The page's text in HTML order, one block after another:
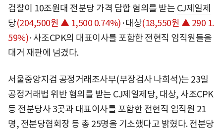
검찰이 10조원대 전분당 가격 담합 혐의를 받는 CJ제일제
당(204,500원 ▲ 1,500 0.74%) ·대상(18,550원 ▲ 290 1.
59%)·사조CPK의 대표이사를 포함한 전현직 임직원들을
대거 재판에 넘겼다.
서울중앙지검 공정거래조사부(부장검사 나희석)는 23일
공정거래법 위반 혐의를 받는 CJ제일제당, 대상, 사조CPK
등 전분당사 3곳과 대표이사를 포함한 전현직 임직원 21
명, 전분당협회장 등 총 25명을 기소했다고 밝혔다. 전분당